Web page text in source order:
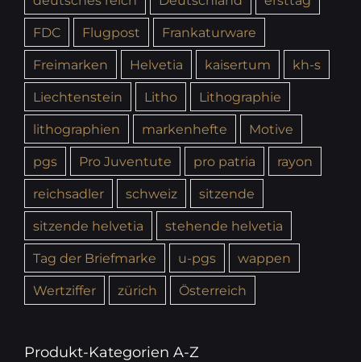
FDC
Flugpost
Frankaturware
Freimarken
Helvetia kaisertum
kh-s
Liechtenstein
Litho
Lithographie
lithographien
markenhefte
Motive
pgs
Pro Juventute pro patria
rayon
reichsadler
schweiz
sitzende
sitzende helvetia
stehende helvetia
Tag der Briefmarke
u-pgs
wappen
Wertziffer
zürich Österreich
Produkt-Kategorien A-Z